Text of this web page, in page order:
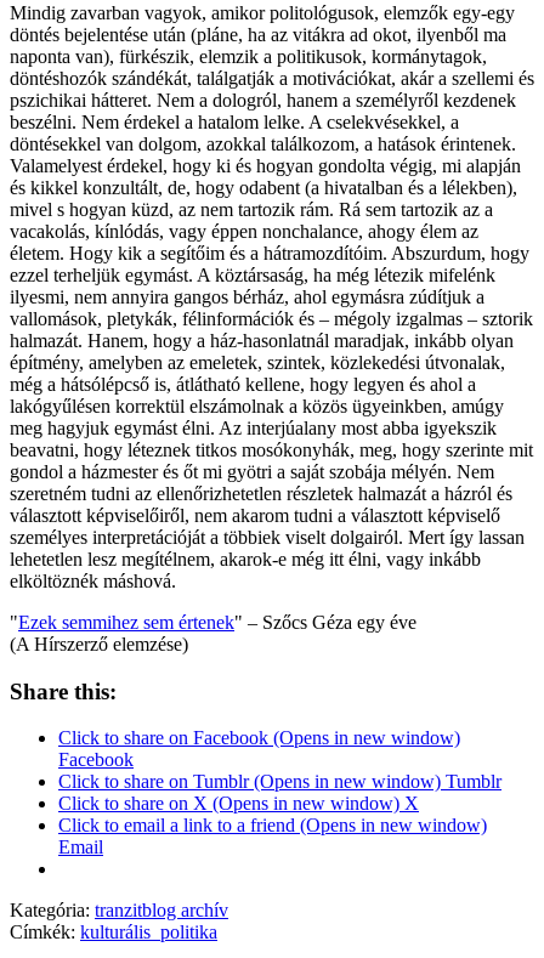
Mindig zavarban vagyok, amikor politológusok, elemzők egy-egy
döntés bejelentése után (pláne, ha az vitákra ad okot, ilyenből ma
naponta van), fürkészik, elemzik a politikusok, kormánytagok,
döntéshozók szándékát, találgatják a motivációkat, akár a szellemi és
pszichikai hátteret. Nem a dologról, hanem a személyről kezdenek
beszélni. Nem érdekel a hatalom lelke. A cselekvésekkel, a
döntésekkel van dolgom, azokkal találkozom, a hatások érintenek.
Valamelyest érdekel, hogy ki és hogyan gondolta végig, mi alapján
és kikkel konzultált, de, hogy odabent (a hivatalban és a lélekben),
mivel s hogyan küzd, az nem tartozik rám. Rá sem tartozik az a
vacakolás, kínlódás, vagy éppen nonchalance, ahogy élem az
életem. Hogy kik a segítőim és a hátramozdítóim. Abszurdum, hogy
ezzel terheljük egymást. A köztársaság, ha még létezik mifelénk
ilyesmi, nem annyira gangos bérház, ahol egymásra zúdítjuk a
vallomások, pletykák, félinformációk és – mégoly izgalmas – sztorik
halmazát. Hanem, hogy a ház-hasonlatnál maradjak, inkább olyan
építmény, amelyben az emeletek, szintek, közlekedési útvonalak,
még a hátsólépcső is, átlátható kellene, hogy legyen és ahol a
lakógyűlésen korrektül elszámolnak a közös ügyeinkben, amúgy
meg hagyjuk egymást élni. Az interjúalany most abba igyekszik
beavatni, hogy léteznek titkos mosókonyhák, meg, hogy szerinte mit
gondol a házmester és őt mi gyötri a saját szobája mélyén. Nem
szeretném tudni az ellenőrizhetetlen részletek halmazát a házról és
választott képviselőiről, nem akarom tudni a választott képviselő
személyes interpretációját a többiek viselt dolgairól. Mert így lassan
lehetetlen lesz megítélnem, akarok-e még itt élni, vagy inkább
elköltöznék máshová.
"Ezek semmihez sem értenek" – Szőcs Géza egy éve
(A Hírszerző elemzése)
Share this:
Click to share on Facebook (Opens in new window)
Facebook
Click to share on Tumblr (Opens in new window) Tumblr
Click to share on X (Opens in new window) X
Click to email a link to a friend (Opens in new window)
Email
Kategória: tranzitblog archív
Címkék: kulturális_politika